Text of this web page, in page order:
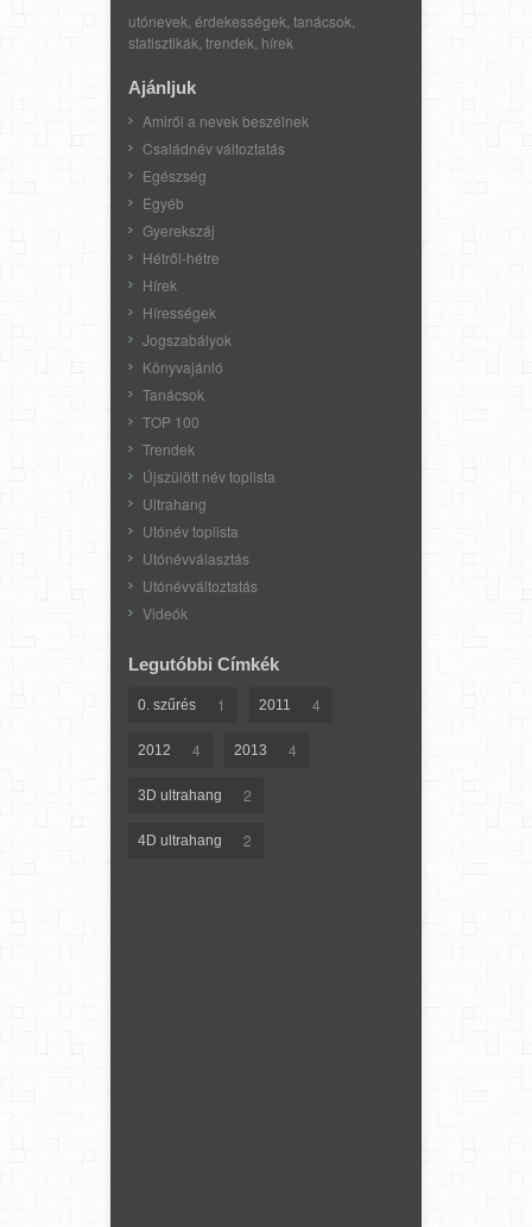
utónevek, érdekességek, tanácsok,
statisztikák, trendek, hírek
Ajánljuk
Amiről a nevek beszélnek
Családnév változtatás
Egészség
Egyéb
Gyerekszáj
Hétről-hétre
Hírek
Hírességek
Jogszabályok
Könyvajánló
Tanácsok
TOP 100
Trendek
Újszülött név toplista
Ultrahang
Utónév toplista
Utónévválasztás
Utónévváltoztatás
Videók
Legutóbbi Címkék
0. szűrés 1 2011 4
2012 4 2013 4
3D ultrahang 2
4D ultrahang 2